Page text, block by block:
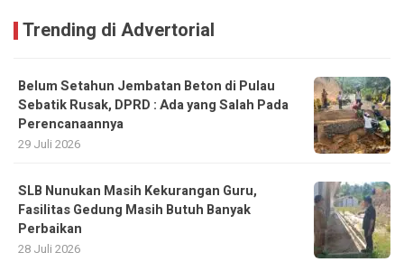
Trending di Advertorial
Belum Setahun Jembatan Beton di Pulau
Sebatik Rusak, DPRD : Ada yang Salah Pada
Perencanaannya
29 Juli 2026
SLB Nunukan Masih Kekurangan Guru,
Fasilitas Gedung Masih Butuh Banyak
Perbaikan
28 Juli 2026